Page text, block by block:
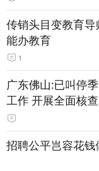
传销头目变教育
能办教育
1
广东佛山:已叫停
工作 开展全面核查
招聘公平岂容花钱